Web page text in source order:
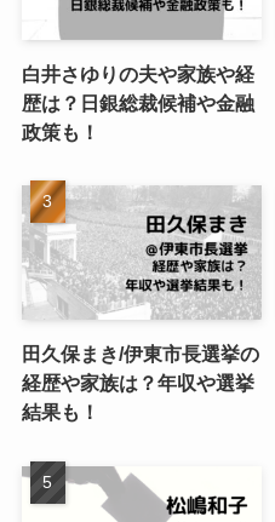
白井さゆりの夫や家族や経
歴は？日銀総裁候補や金融
政策も！
田久保まき/伊東市長選挙の
経歴や家族は？年収や選挙
結果も！